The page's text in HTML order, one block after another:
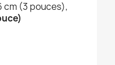
cm (3 pouces),